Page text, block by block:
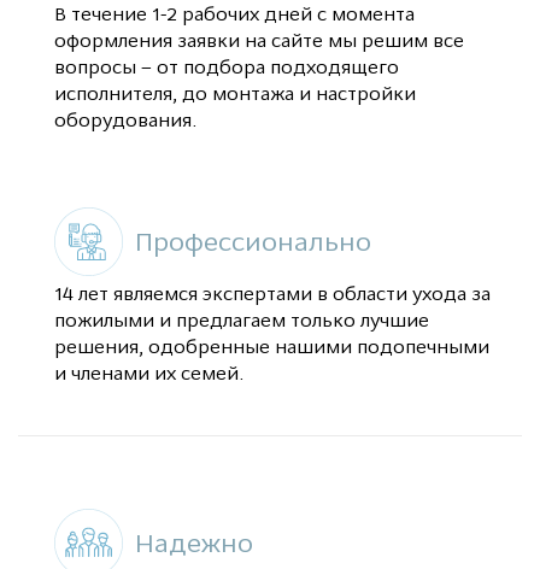
В течение 1-2 рабочих дней с момента
оформления заявки на сайте мы решим все
вопросы – от подбора подходящего
исполнителя, до монтажа и настройки
оборудования.
Профессионально
14 лет являемся экспертами в области ухода за
пожилыми и предлагаем только лучшие
решения, одобренные нашими подопечными
и членами их семей.
Надежно